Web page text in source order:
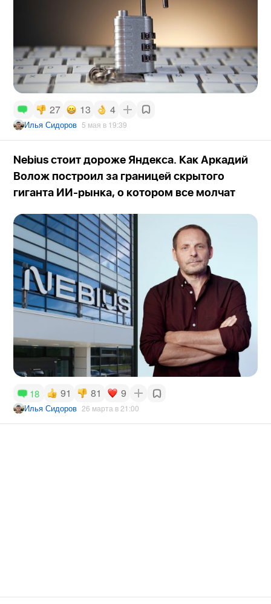
27 13 4
Илья Сидоров 5 мая в 19:39
Nebius стоит дороже Яндекса. Как Аркадий
Волож построил за границей скрытого
гиганта ИИ-рынка, о котором все молчат
18 91 81 9
Илья Сидоров 26 марта в 21:00